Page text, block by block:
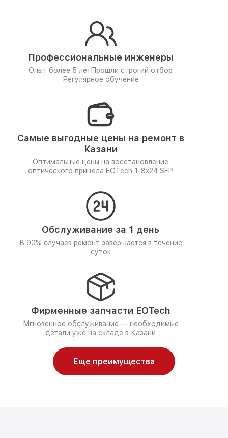
Профессиональные инженеры
Опыт более 5 лет Прошли строгий отбор
Регулярное обучение
Самые выгодные цены на ремонт в
Казани
Оптимальные цены на восстановление
оптического прицела EOTech 1-8x24 SFP
Обслуживание за 1 день
В 90% случаев ремонт завершается в течение
суток
Фирменные запчасти EOTech
Мгновенное обслуживание — необходимые
детали уже на складе в Казани
Еще преимущества